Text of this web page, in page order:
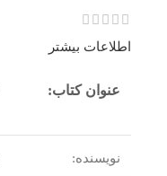
اطلاعات بیشتر
عنوان کتاب:
نویسنده: